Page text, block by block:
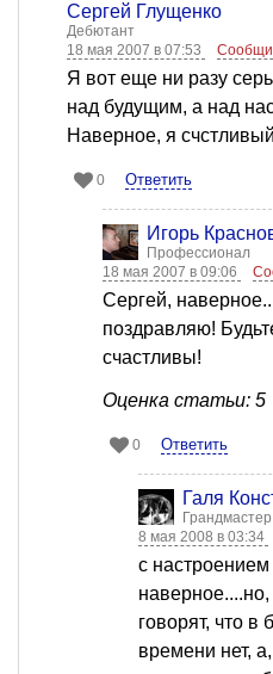
Сергей Глущенко
Дебютант
18 мая 2007 в 07:53
Я вот еще ни разу
над будущим, а над
Наверное, я
0 Ответить
Игорь
Профессионал
18 мая 2007 в 09:06
Сергей,
поздравляю!
счастливы!
Оценка статьи: 5
0 Ответить
Галя
Грандмастер
8 мая 2008 в 03:34
с настроением
говорят, что в
времени нет,